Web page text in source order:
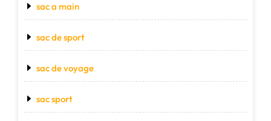
sac a main
sac de sport
sac de voyage
sac sport